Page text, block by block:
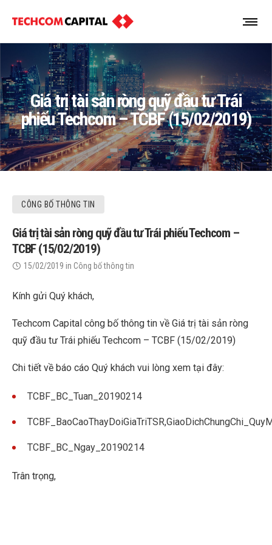
Giá trị tài sản ròng quỹ đầu tư Trái
phiếu Techcom – TCBF (15/02/2019)
CÔNG BỐ THÔNG TIN
Giá trị tài sản ròng quỹ đầu tư Trái phiếu Techcom –
TCBF (15/02/2019)
15/02/2019 in Công bố thông tin
Kính gửi Quý khách,
Techcom Capital công bố thông tin về Giá trị tài sản ròng
quỹ đầu tư Trái phiếu Techcom – TCBF (15/02/2019)
Chi tiết về báo cáo Quý khách vui lòng xem tại đây:
TCBF_BC_Tuan_20190214
TCBF_BC_Ngay_20190214
Trân trọng,